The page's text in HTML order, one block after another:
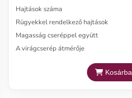
Hajtások száma
Rügyekkel rendelkező hajtások
Magasság cseréppel együtt
A virágcserép átmérője
Kosárba